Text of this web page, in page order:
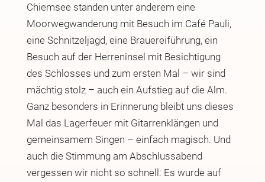
Chiemsee standen unter anderem eine
Moorwegwanderung mit Besuch im Café Pauli,
eine Schnitzeljagd, eine Brauereiführung, ein
Besuch auf der Herreninsel mit Besichtigung
des Schlosses und zum ersten Mal – wir sind
mächtig stolz – auch ein Aufstieg auf die Alm.
Ganz besonders in Erinnerung bleibt uns dieses
Mal das Lagerfeuer mit Gitarrenklängen und
gemeinsamem Singen – einfach magisch. Und
auch die Stimmung am Abschlussabend
vergessen wir nicht so schnell: Es wurde auf